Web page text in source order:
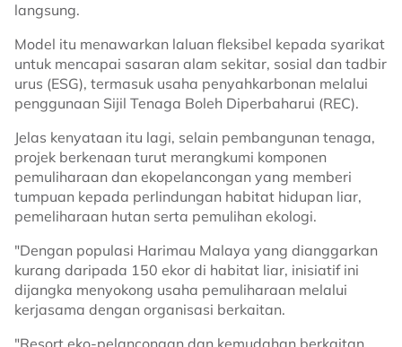
langsung.
Model itu menawarkan laluan fleksibel kepada syarikat
untuk mencapai sasaran alam sekitar, sosial dan tadbir
urus (ESG), termasuk usaha penyahkarbonan melalui
penggunaan Sijil Tenaga Boleh Diperbaharui (REC).
Jelas kenyataan itu lagi, selain pembangunan tenaga,
projek berkenaan turut merangkumi komponen
pemuliharaan dan ekopelancongan yang memberi
tumpuan kepada perlindungan habitat hidupan liar,
pemeliharaan hutan serta pemulihan ekologi.
"Dengan populasi Harimau Malaya yang dianggarkan
kurang daripada 150 ekor di habitat liar, inisiatif ini
dijangka menyokong usaha pemuliharaan melalui
kerjasama dengan organisasi berkaitan.
"Resort eko-pelancongan dan kemudahan berkaitan